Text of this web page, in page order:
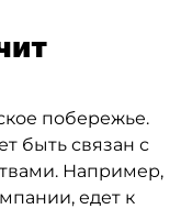
побережье.
быть связан с
Например,
едет к